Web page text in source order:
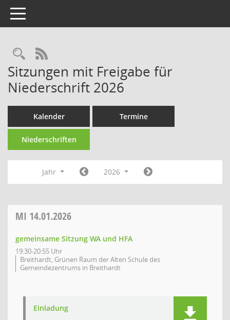
Toggle navigation
Rechercheauswahl
RSS-Feed
Sitzungen mit Freigabe für
Niederschrift 2026
Kalender Termine
Niederschriften
Jahr 2026
MI 14.01.2026
gemeinsame Sitzung WA und HFA
19:30-20:55 Uhr
Breithardt, Grünen Raum der Alten Schule des
Gemeindezentrums in Breithardt
Einladung